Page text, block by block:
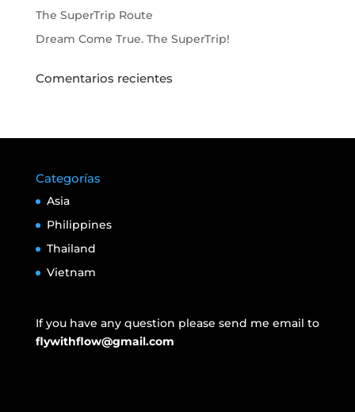
The SuperTrip Route
Dream Come True. The SuperTrip!
Comentarios recientes
Categorías
Asia
Philippines
Thailand
Vietnam
If you have any question please send me email to
flywithflow@gmail.com